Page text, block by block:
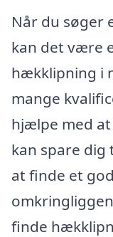
Når du søger
kan det være
hækklipning i
mange
hjælpe med
kan spare
at finde et
finde